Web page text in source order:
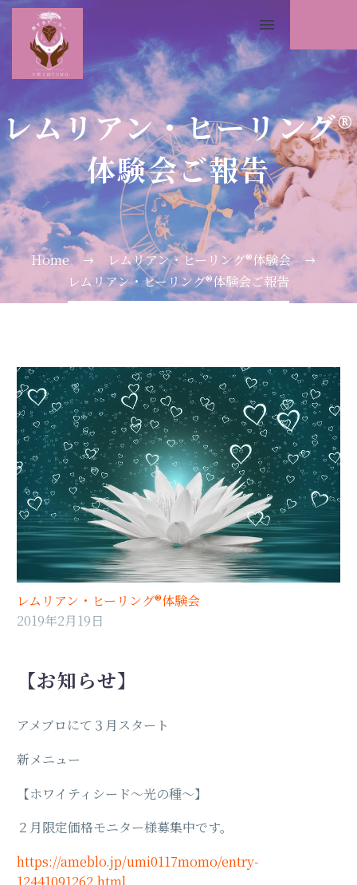
レムリアン・ヒーリング®️
体験会ご報告
Home
レムリアン・ヒーリング®️体験会
レムリアン・ヒーリング®️体験会ご報告
レムリアン・ヒーリング®️体験会
2019年2月19日
【お知らせ】
アメブロにて３月スタート
新メニュー
【ホワイティシード〜光の種〜】
２月限定価格モニター様募集中です。
https://ameblo.jp/umi0117momo/entry-
12441091262.html